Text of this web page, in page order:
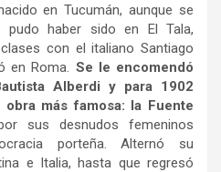
en Tucumán, aunque se
pudo haber sido en El Tala,
con el italiano Santiago
en Roma. Se le encomendó
Alberdi y para 1902
más famosa: la Fuente
sus desnudos femeninos
porteña. Alternó su
e Italia, hasta que regresó